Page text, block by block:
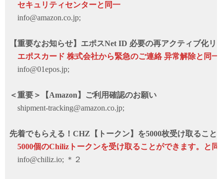
セキュリティセンターと同一
info@amazon.co.jp;
【重要なお知らせ】エポスNet ID 必要の再アクティブ化リ
エポスカード 株式会社から緊急のご連絡 异常解除と同一
info@01epos.jp;
＜重要＞【Amazon】ご利⽤確認のお願い
shipment-tracking@amazon.co.jp;
先着でもらえる！CHZ【トークン】を5000枚受け取ること
5000個のChilizトークンを受け取ることができます。と同
info@chiliz.io; ＊２